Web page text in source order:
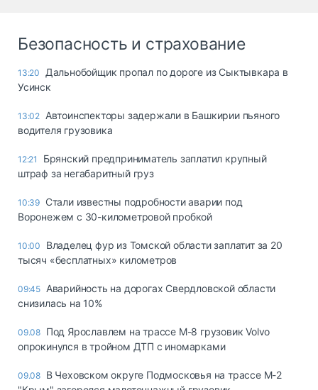
Безопасность и страхование
13:20
Дальнобойщик пропал по дороге из Сыктывкара в
Усинск
13:02 Автоинспекторы задержали в Башкирии пьяного
водителя грузовика
12:21
Брянский предприниматель заплатил крупный
штраф за негабаритный груз
10:39 Стали известны подробности аварии под
Воронежем с 30-километровой пробкой
10:00
Владелец фур из Томской области заплатит за 20
тысяч «бесплатных» километров
09:45 Аварийность на дорогах Свердловской области
снизилась на 10%
09.08 Под Ярославлем на трассе М-8 грузовик Volvo
опрокинулся в тройном ДТП с иномарками
09.08 В Чеховском округе Подмосковья на трассе М-2